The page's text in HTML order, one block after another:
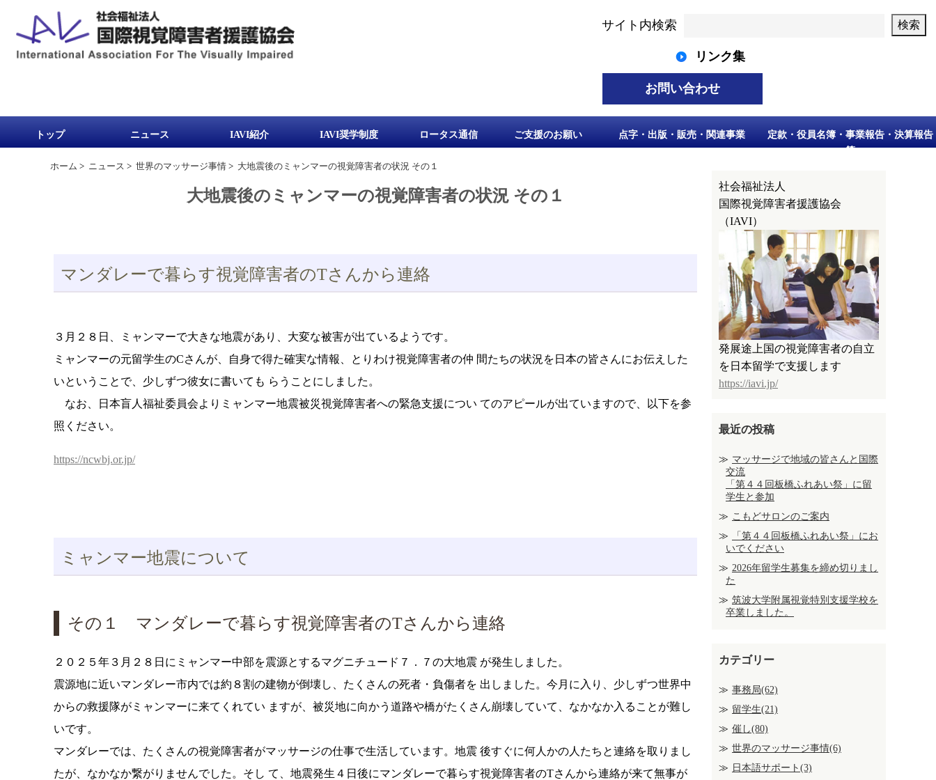
サイト内検索
リンク集
お問い合わせ
トップ ニュース IAVI紹介 IAVI奨学制度 ロータス通信 ご支援のお願い 点字・出版・販売・関連事業
定款・役員名簿・事業報告・決算報告
等
ホーム > ニュース > 世界のマッサージ事情 > 大地震後のミャンマーの視覚障害者の状況 その１
大地震後のミャンマーの視覚障害者の状況 その１
マンダレーで暮らす視覚障害者のTさんから連絡
３月２８日、ミャンマーで大きな地震があり、大変な被害が出ているようです。
ミャンマーの元留学生のCさんが、自身で得た確実な情報、とりわけ視覚障害者の仲 間たちの状況を日本の皆さんにお伝えした
いということで、少しずつ彼女に書いても らうことにしました。
なお、日本盲人福祉委員会よりミャンマー地震被災視覚障害者への緊急支援につい てのアピールが出ていますので、以下を参
照ください。
https://ncwbj.or.jp/
ミャンマー地震について
その１ マンダレーで暮らす視覚障害者のTさんから連絡
２０２５年３月２８日にミャンマー中部を震源とするマグニチュード７．７の大地震 が発生しました。
震源地に近いマンダレー市内では約８割の建物が倒壊し、たくさんの死者・負傷者を 出しました。今月に入り、少しずつ世界中
からの救援隊がミャンマーに来てくれてい ますが、被災地に向かう道路や橋がたくさん崩壊していて、なかなか入ることが難し
いです。
マンダレーでは、たくさんの視覚障害者がマッサージの仕事で生活しています。地震 後すぐに何人かの人たちと連絡を取りまし
たが、なかなか繋がりませんでした。そし て、地震発生４日後にマンダレーで暮らす視覚障害者のTさんから連絡が来て無事が
社会福祉法人
国際視覚障害者援護協会
（IAVI）
発展途上国の視覚障害者の自立
を日本留学で支援します
https://iavi.jp/
最近の投稿
マッサージで地域の皆さんと国際
交流
「第４４回板橋ふれあい祭」に留
学生と参加
こもどサロンのご案内
「第４４回板橋ふれあい祭」にお
いでください
2026年留学生募集を締め切りまし
た
筑波大学附属視覚特別支援学校を
卒業しました。
カテゴリー
事務局(62)
留学生(21)
催し(80)
世界のマッサージ事情(6)
日本語サポート(3)